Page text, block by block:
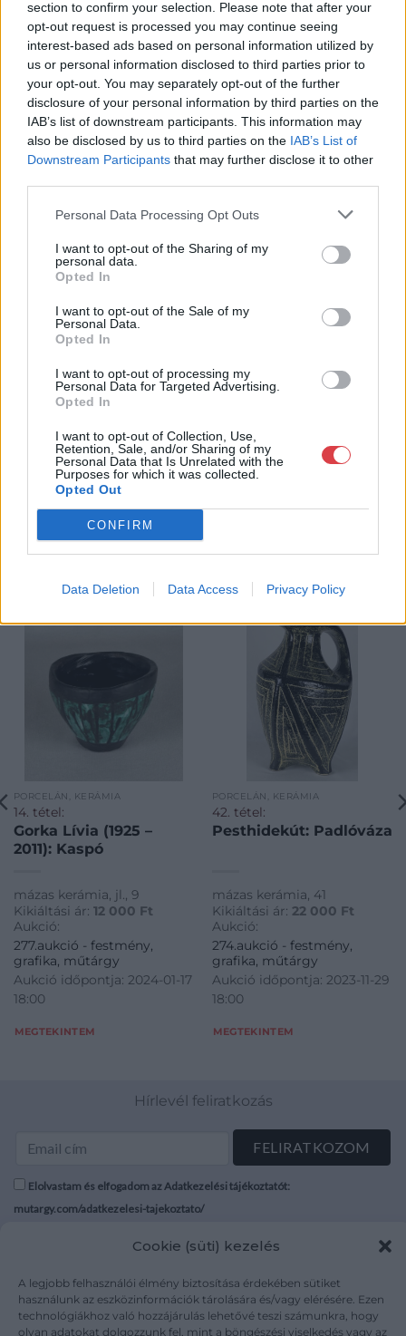
section to confirm your selection. Please note that after your
opt-out request is processed you may continue seeing
interest-based ads based on personal information utilized by
us or personal information disclosed to third parties prior to
your opt-out. You may separately opt-out of the further
disclosure of your personal information by third parties on the
IAB’s list of downstream participants. This information may
also be disclosed by us to third parties on the IAB’s List of
Downstream Participants that may further disclose it to other
Personal Data Processing Opt Outs
I want to opt-out of the Sharing of my
personal data.
Opted In
I want to opt-out of the Sale of my
Personal Data.
Opted In
I want to opt-out of processing my
Personal Data for Targeted Advertising.
Opted In
I want to opt-out of Collection, Use,
Retention, Sale, and/or Sharing of my
Personal Data that Is Unrelated with the
Purposes for which it was collected.
Opted Out
CONFIRM
Data Deletion Data Access Privacy Policy
Cookie (süti) kezelés
A legjobb felhasználói élmény biztosítása érdekében sütiket
használunk az eszközinformációk tárolására és/vagy elérésére. Ezen
technológiákhoz való hozzájárulás lehetővé teszi számunkra, hogy
olyan adatokat dolgozzunk fel, mint a böngészési viselkedés vagy az
Eladó adatai
Műgyűjtők Háza Kft.
Cím: Dudás Attila
Műgyűjtők Háza kft.
Budapest
1023.Bp. Zsigmond tér 11.
1023
Telefon: 18008123
Weboldal:
Bemutatkozás: 2013 nyarán nyitottuk meg Galériánkat
Budapesten, a II. kerületben. Célunk, hogy az eladók optimális
rendszeresen tudják gazdagítani gyűjteményüket változatos
kínálatunkból. Ezért is rendezünk minden második héten,
szerda esténként online árverést! Kedd-től péntek-ig 11.00-este
18.00 óráig várjuk szeretettel az érdeklődőket.
GALÉRIA TOVÁBBI MŰTÁRGYAI
PORCELÁN, KERÁMIA
14. tétel:
Gorka Lívia (1925 –
2011): Kaspó
mázas kerámia, jl., 9
Kikiáltási ár: 12 000 Ft
Aukció:
277.aukció - festmény,
grafika, műtárgy
Aukció időpontja: 2024-01-17
18:00
MEGTEKINTEM
PORCELÁN, KERÁMIA
42. tétel:
Pesthidekút: Padlóváza
mázas kerámia, 41
Kikiáltási ár: 22 000 Ft
Aukció:
274.aukció - festmény,
grafika, műtárgy
Aukció időpontja: 2023-11-29
18:00
MEGTEKINTEM
Hírlevél feliratkozás
Elolvastam és elfogadom az Adatkezelési tájékoztatót:
mutargy.com/adatkezelesi-tajekoztato/
Médiaajánlat
Karrier
Kapcsolat
Áraink
ÁSZF
Adatvédelem
Impresszum